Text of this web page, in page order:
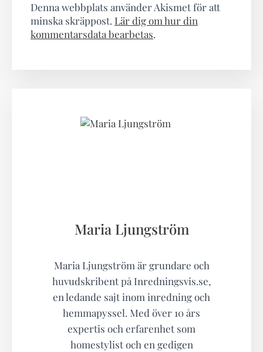
Denna webbplats använder Akismet för att
minska skräppost. Lär dig om hur din
kommentarsdata bearbetas.
Maria Ljungström
Maria Ljungström är grundare och
huvudskribent på Inredningsvis.se,
en ledande sajt inom inredning och
hemmapyssel. Med över 10 års
expertis och erfarenhet som
homestylist och en gedigen